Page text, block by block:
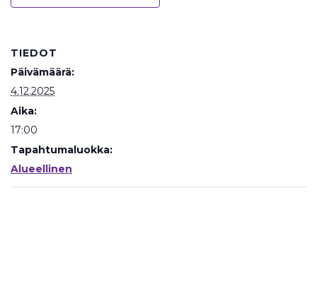
TIEDOT
Päivämäärä:
4.12.2025
Aika:
17:00
Tapahtumaluokka:
Alueellinen